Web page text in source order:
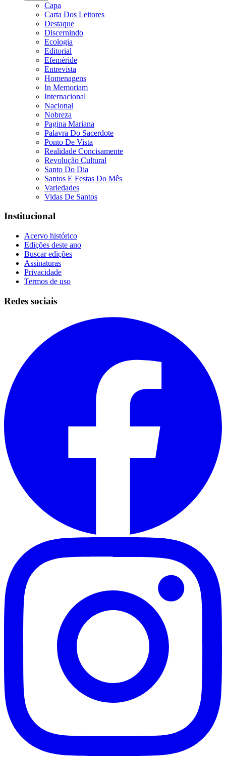
Capa
Carta Dos Leitores
Destaque
Discernindo
Ecologia
Editorial
Efeméride
Entrevista
Homenagens
In Memoriam
Internacional
Nacional
Nobreza
Pagina Mariana
Palavra Do Sacerdote
Ponto De Vista
Realidade Concisamente
Revolução Cultural
Santo Do Dia
Santos E Festas Do Mês
Variedades
Vidas De Santos
Institucional
Acervo histórico
Edições deste ano
Buscar edições
Assinaturas
Privacidade
Termos de uso
Redes sociais